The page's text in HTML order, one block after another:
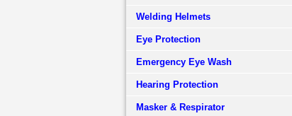
Welding Helmets
Eye Protection
Emergency Eye Wash
Hearing Protection
Masker & Respirator